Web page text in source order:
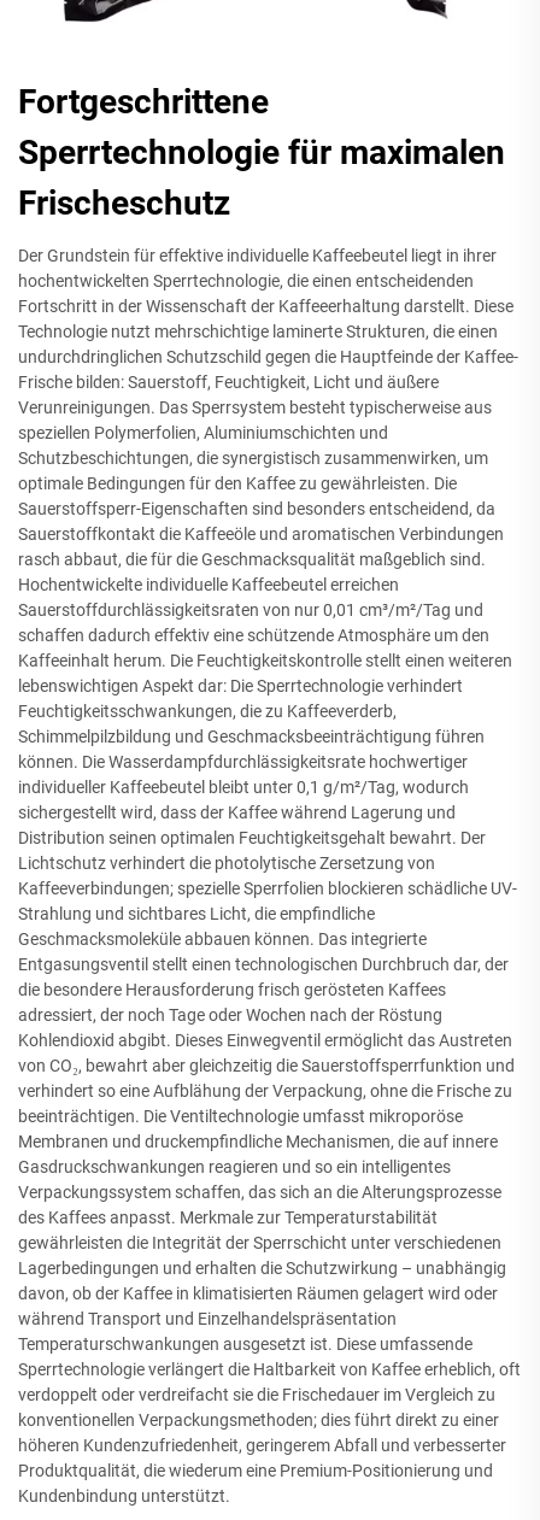
Fortgeschrittene
Sperrtechnologie für maximalen
Frischeschutz
Der Grundstein für effektive individuelle Kaffeebeutel liegt in ihrer
hochentwickelten Sperrtechnologie, die einen entscheidenden
Fortschritt in der Wissenschaft der Kaffeeerhaltung darstellt. Diese
Technologie nutzt mehrschichtige laminerte Strukturen, die einen
undurchdringlichen Schutzschild gegen die Hauptfeinde der Kaffee-
Frische bilden: Sauerstoff, Feuchtigkeit, Licht und äußere
Verunreinigungen. Das Sperrsystem besteht typischerweise aus
speziellen Polymerfolien, Aluminiumschichten und
Schutzbeschichtungen, die synergistisch zusammenwirken, um
optimale Bedingungen für den Kaffee zu gewährleisten. Die
Sauerstoffsperr-Eigenschaften sind besonders entscheidend, da
Sauerstoffkontakt die Kaffeeöle und aromatischen Verbindungen
rasch abbaut, die für die Geschmacksqualität maßgeblich sind.
Hochentwickelte individuelle Kaffeebeutel erreichen
Sauerstoffdurchlässigkeitsraten von nur 0,01 cm³/m²/Tag und
schaffen dadurch effektiv eine schützende Atmosphäre um den
Kaffeeinhalt herum. Die Feuchtigkeitskontrolle stellt einen weiteren
lebenswichtigen Aspekt dar: Die Sperrtechnologie verhindert
Feuchtigkeitsschwankungen, die zu Kaffeeverderb,
Schimmelpilzbildung und Geschmacksbeeinträchtigung führen
können. Die Wasserdampfdurchlässigkeitsrate hochwertiger
individueller Kaffeebeutel bleibt unter 0,1 g/m²/Tag, wodurch
sichergestellt wird, dass der Kaffee während Lagerung und
Distribution seinen optimalen Feuchtigkeitsgehalt bewahrt. Der
Lichtschutz verhindert die photolytische Zersetzung von
Kaffeeverbindungen; spezielle Sperrfolien blockieren schädliche UV-
Strahlung und sichtbares Licht, die empfindliche
Geschmacksmoleküle abbauen können. Das integrierte
Entgasungsventil stellt einen technologischen Durchbruch dar, der
die besondere Herausforderung frisch gerösteten Kaffees
adressiert, der noch Tage oder Wochen nach der Röstung
Kohlendioxid abgibt. Dieses Einwegventil ermöglicht das Austreten
von CO₂, bewahrt aber gleichzeitig die Sauerstoffsperrfunktion und
verhindert so eine Aufblähung der Verpackung, ohne die Frische zu
beeinträchtigen. Die Ventiltechnologie umfasst mikroporöse
Membranen und druckempfindliche Mechanismen, die auf innere
Gasdruckschwankungen reagieren und so ein intelligentes
Verpackungssystem schaffen, das sich an die Alterungsprozesse
des Kaffees anpasst. Merkmale zur Temperaturstabilität
gewährleisten die Integrität der Sperrschicht unter verschiedenen
Lagerbedingungen und erhalten die Schutzwirkung – unabhängig
davon, ob der Kaffee in klimatisierten Räumen gelagert wird oder
während Transport und Einzelhandelspräsentation
Temperaturschwankungen ausgesetzt ist. Diese umfassende
Sperrtechnologie verlängert die Haltbarkeit von Kaffee erheblich, oft
verdoppelt oder verdreifacht sie die Frischedauer im Vergleich zu
konventionellen Verpackungsmethoden; dies führt direkt zu einer
höheren Kundenzufriedenheit, geringerem Abfall und verbesserter
Produktqualität, die wiederum eine Premium-Positionierung und
Kundenbindung unterstützt.